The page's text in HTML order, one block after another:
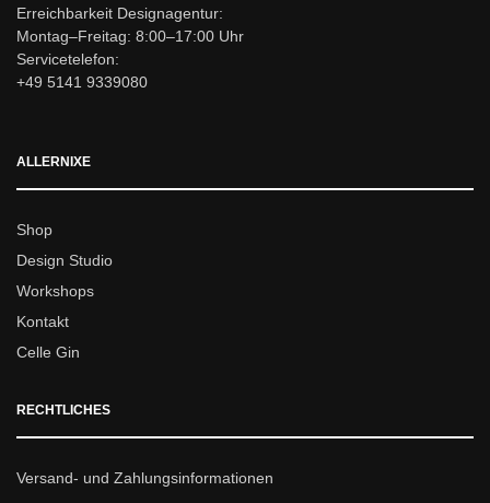
Erreichbarkeit Designagentur:
Montag–Freitag: 8:00–17:00 Uhr
Servicetelefon:
+49 5141 9339080
ALLERNIXE
Shop
Design Studio
Workshops
Kontakt
Celle Gin
RECHTLICHES
Versand- und Zahlungsinformationen